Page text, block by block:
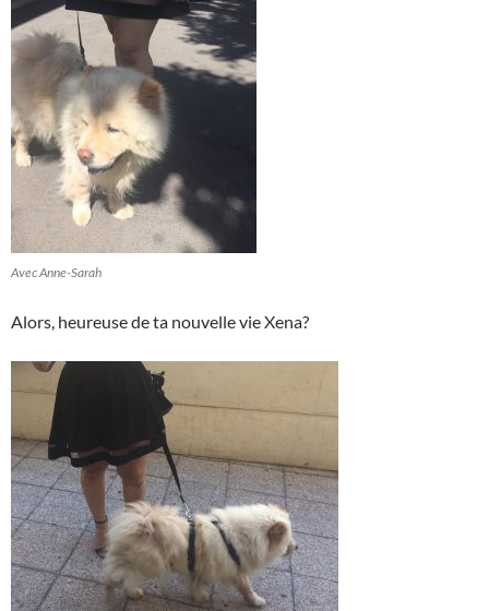
Avec Anne-Sarah
Alors, heureuse de ta nouvelle vie Xena?